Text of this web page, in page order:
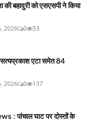
बहादुरी को एसएसपी ने किया
2026 0 53
एटा समेत 84
2026 0 137
: पांचाल घाट पर दोस्तों के